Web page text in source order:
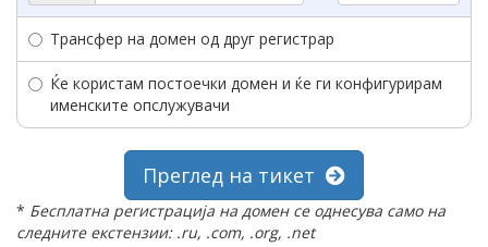
Трансфер на домен од друг регистрар
Ќе користам постоечки домен и ќе ги конфигурирам
именските опслужувачи
Преглед на тикет
* Бесплатна регистрација на домен се однесува само на
следните екстензии: .ru, .com, .org, .net